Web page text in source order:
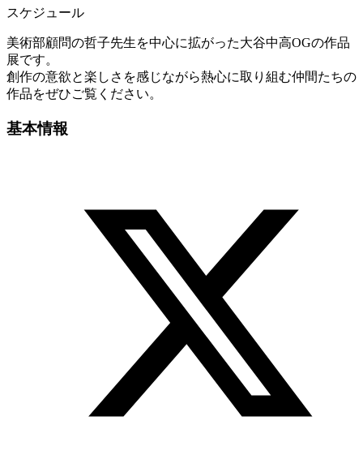
スケジュール
美術部顧問の哲子先生を中心に拡がった大谷中高OGの作品
展です。
創作の意欲と楽しさを感じながら熱心に取り組む仲間たちの
作品をぜひご覧ください。
基本情報